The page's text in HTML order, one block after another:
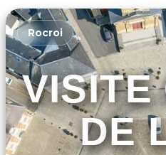
Rocroi
VISITE
DE